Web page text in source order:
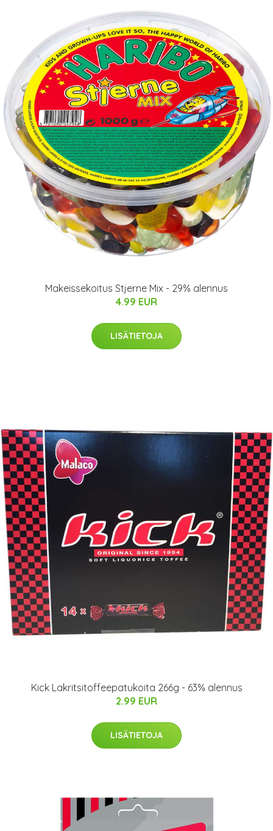
Makeissekoitus Stjerne Mix - 29% alennus
4.99 EUR
LISÄTIETOJA
Kick Lakritsitoffeepatukoita 266g - 63% alennus
2.99 EUR
LISÄTIETOJA